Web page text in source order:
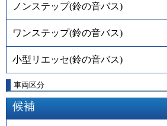
ノンステップ(鈴の音バス)
ワンステップ(鈴の音バス)
小型リエッセ(鈴の音バス)
車両区分
候補